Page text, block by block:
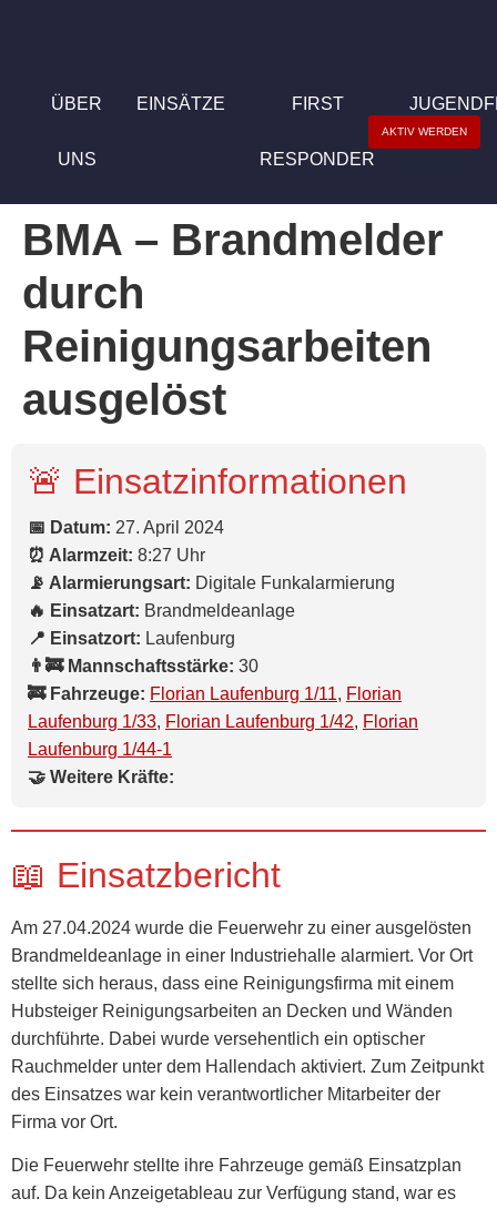
ÜBER
UNS
EINSÄTZE FIRST
RESPONDER
AKTIV WERDEN
BMA – Brandmelder
durch
Reinigungsarbeiten
ausgelöst
🚨 Einsatzinformationen
📅 Datum: 27. April 2024
⏰ Alarmzeit: 8:27 Uhr
📡 Alarmierungsart: Digitale Funkalarmierung
🔥 Einsatzart: Brandmeldeanlage
📍 Einsatzort: Laufenburg
👨‍🚒 Mannschaftsstärke: 30
🚒 Fahrzeuge: Florian Laufenburg 1/11, Florian
Laufenburg 1/33, Florian Laufenburg 1/42, Florian
Laufenburg 1/44-1
🤝 Weitere Kräfte:
📖 Einsatzbericht
Am 27.04.2024 wurde die Feuerwehr zu einer ausgelösten
Brandmeldeanlage in einer Industriehalle alarmiert. Vor Ort
stellte sich heraus, dass eine Reinigungsfirma mit einem
Hubsteiger Reinigungsarbeiten an Decken und Wänden
durchführte. Dabei wurde versehentlich ein optischer
Rauchmelder unter dem Hallendach aktiviert. Zum Zeitpunkt
des Einsatzes war kein verantwortlicher Mitarbeiter der
Firma vor Ort.
Die Feuerwehr stellte ihre Fahrzeuge gemäß Einsatzplan
auf. Da kein Anzeigetableau zur Verfügung stand, war es